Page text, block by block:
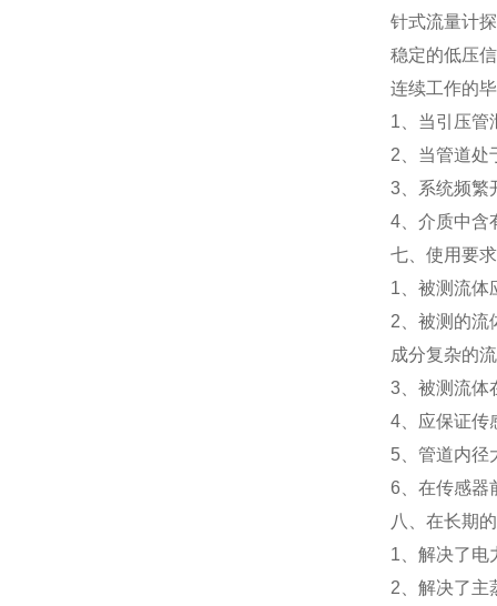
针式流量计
稳定的低压
连续工作的
1、当引压管
2、当管道处
3、系统频繁
4、介质中含
七、使用要
1、被测流体
2、被测的流
成分复杂的
3、被测流体
4、应保证传
5、管道内径
6、在传感器
八、在长期
1、解决了
2、解决了